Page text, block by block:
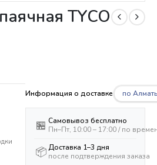
ТYCO
Информация о доставке по
🏪 Самовывоз бесплатно
Пн–Пт, 10:00 – 17:00 / по
📦 Доставка 1–3 дня
после подтверждения заказа